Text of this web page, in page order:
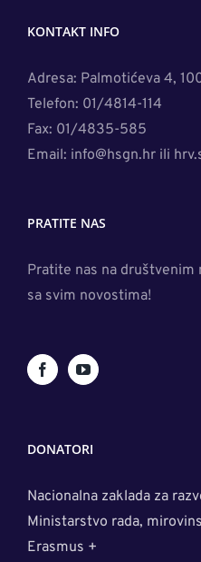
KONTAKT INFO
Adresa: Palmotićeva 4,
Telefon: 01/4814-114
Fax: 01/4835-585
Email: info@hsgn.hr ili
PRATITE NAS
Pratite nas na
sa svim novostima!
DONATORI
Nacionalna zaklada za
Ministarstvo rada,
Erasmus +